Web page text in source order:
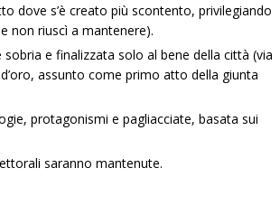
dove s’è creato più scontento, privilegiando
non riuscì a mantenere).
e finalizzata solo al bene della città (via
assunto come primo atto della giunta
protagonismi e pagliacciate, basata sui
saranno mantenute.